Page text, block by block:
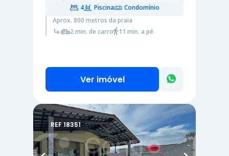
4 Piscina
Condomínio
Aprox. 800 metros da praia
2 min. de carro
11 min. a pé
Ver imóvel
REF 18351